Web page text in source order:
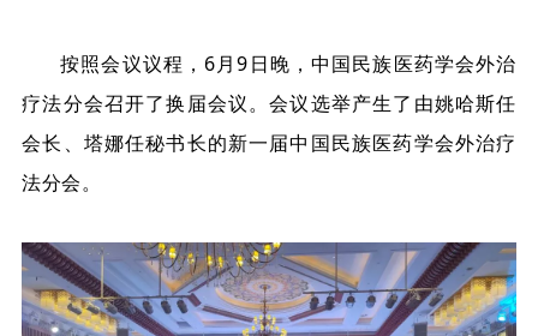
按照会议议程，6月9日晚，中国民族医药学会外治
疗法分会召开了换届会议。会议选举产生了由姚哈斯任
会长、塔娜任秘书长的新一届中国民族医药学会外治疗
法分会。